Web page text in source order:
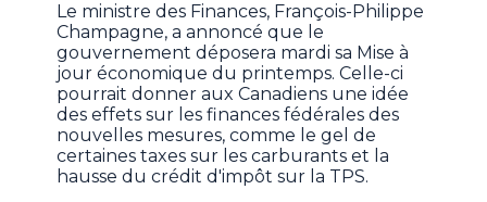
Le ministre des Finances, François-Philippe
Champagne, a annoncé que le
gouvernement déposera mardi sa Mise à
jour économique du printemps. Celle-ci
pourrait donner aux Canadiens une idée
des effets sur les finances fédérales des
nouvelles mesures, comme le gel de
certaines taxes sur les carburants et la
hausse du crédit d'impôt sur la TPS.